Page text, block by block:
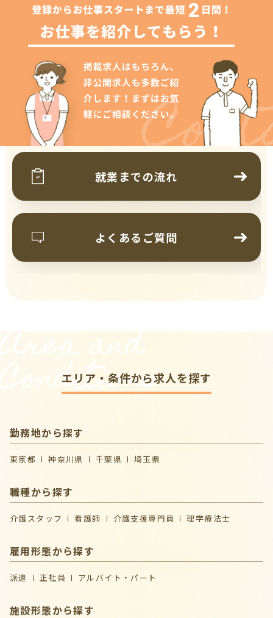
就業までの流れ
よくあるご質問
Area and
Conditions
エリア・条件から求人を探す
勤務地から探す
東京都 神奈川県 千葉県 埼玉県
職種から探す
介護スタッフ 看護師 介護支援専門員 理学療法士
雇用形態から探す
派遣 正社員 アルバイト・パート
施設形態から探す